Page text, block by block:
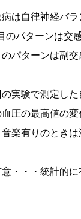
は自律神経バ
のパターンは交
パターンは副
実験で測定し
圧の最高値の
楽有りのとき
・・・統計的に